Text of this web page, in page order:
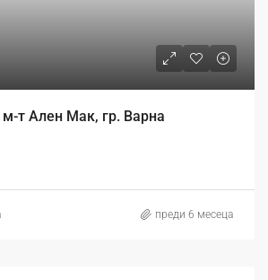
т Ален Мак, гр. Варна
преди 6 месеца